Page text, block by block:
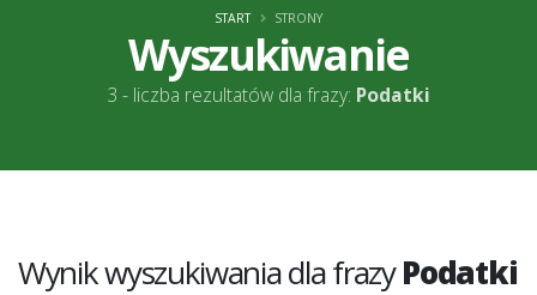
Wyszukiwanie
3 - liczba rezultatów dla frazy: Podatki
START STRONY
Wynik wyszukiwania dla frazyPodatki